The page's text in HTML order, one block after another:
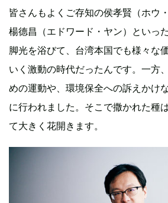
皆さんもよくご存知の侯孝賢（ホウ
楊德昌（エドワード・ヤン）といっ
脚光を浴びて、台湾本国でも様々な
いく激動の時代だったんです。一方
めの運動や、環境保全への訴えかけ
に行われました。そこで撒かれた種
て大きく花開きます。